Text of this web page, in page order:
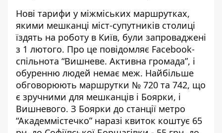
Нові тарифи у міжміських маршрутках,
якими мешканці міст-супутників столиці
їздять на роботу в Київ, були запроваджені
з 1 лютого. Про це повідомляє Facebook-
cпільнота “Вишневе. Активна громада”, і
обуренню людей немає меж. Найбільше
обговорюють маршрутки № 720 та 742, що
є зручними для мешканців і Боярки, і
Вишневого. З Боярки до станції метро
“Академмістечко” наразі квиток коштує 65